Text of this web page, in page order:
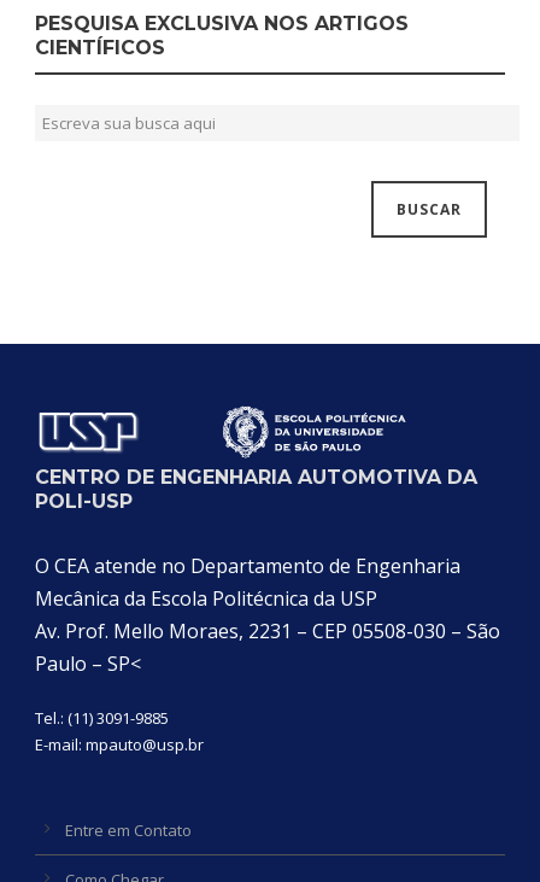
PESQUISA EXCLUSIVA NOS ARTIGOS
CIENTÍFICOS
CENTRO DE ENGENHARIA AUTOMOTIVA DA
POLI-USP
O CEA atende no Departamento de Engenharia
Mecânica da Escola Politécnica da USP
Av. Prof. Mello Moraes, 2231 – CEP 05508-030 – São
Paulo – SP<
Tel.: (11) 3091-9885
E-mail: mpauto@usp.br
Entre em Contato